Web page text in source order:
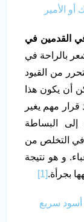
الأمير
القدمين في
بالراحة في
من القيود
أن يكون هذا
مهم يغير
البساطة
في التخلص من
و هو نتيجة
بجرأة.[1]
سريع